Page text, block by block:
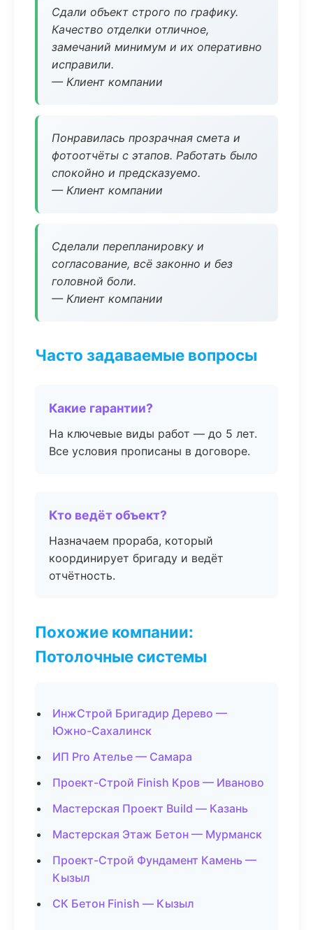
Сдали объект строго по графику.
Качество отделки отличное,
замечаний минимум и их оперативно
исправили.
— Клиент компании
Понравилась прозрачная смета и
фотоотчёты с этапов. Работать было
спокойно и предсказуемо.
— Клиент компании
Сделали перепланировку и
согласование, всё законно и без
головной боли.
— Клиент компании
Часто задаваемые вопросы
Какие гарантии?
На ключевые виды работ — до 5 лет.
Все условия прописаны в договоре.
Кто ведёт объект?
Назначаем прораба, который
координирует бригаду и ведёт
отчётность.
Похожие компании:
Потолочные системы
ИнжСтрой Бригадир Дерево —
Южно-Сахалинск
ИП Pro Ателье — Самара
Проект-Строй Finish Кров — Иваново
Мастерская Проект Build — Казань
Мастерская Этаж Бетон — Мурманск
Проект-Строй Фундамент Камень —
Кызыл
СК Бетон Finish — Кызыл